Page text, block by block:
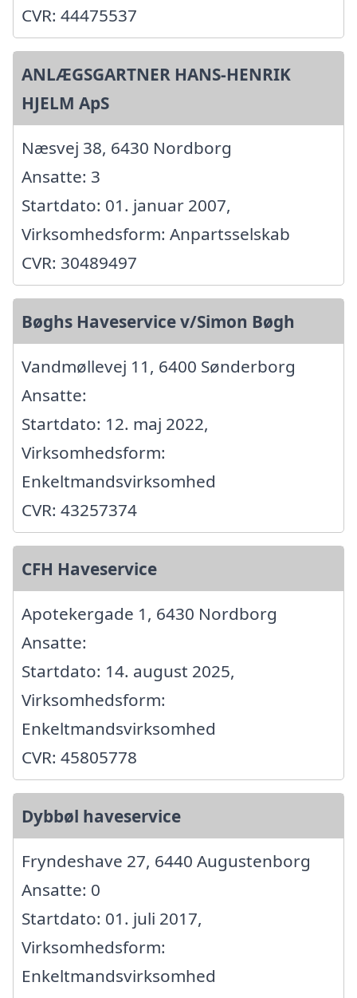
CVR: 44475537
ANLÆGSGARTNER HANS-HENRIK
HJELM ApS
Næsvej 38, 6430 Nordborg
Ansatte: 3
Startdato: 01. januar 2007,
Virksomhedsform: Anpartsselskab
CVR: 30489497
Bøghs Haveservice v/Simon Bøgh
Vandmøllevej 11, 6400 Sønderborg
Ansatte:
Startdato: 12. maj 2022,
Virksomhedsform:
Enkeltmandsvirksomhed
CVR: 43257374
CFH Haveservice
Apotekergade 1, 6430 Nordborg
Ansatte:
Startdato: 14. august 2025,
Virksomhedsform:
Enkeltmandsvirksomhed
CVR: 45805778
Dybbøl haveservice
Fryndeshave 27, 6440 Augustenborg
Ansatte: 0
Startdato: 01. juli 2017,
Virksomhedsform:
Enkeltmandsvirksomhed